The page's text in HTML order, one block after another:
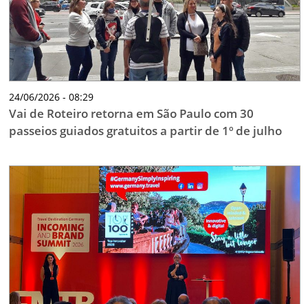
24/06/2026 - 08:29
Vai de Roteiro retorna em São Paulo com 30
passeios guiados gratuitos a partir de 1º de julho